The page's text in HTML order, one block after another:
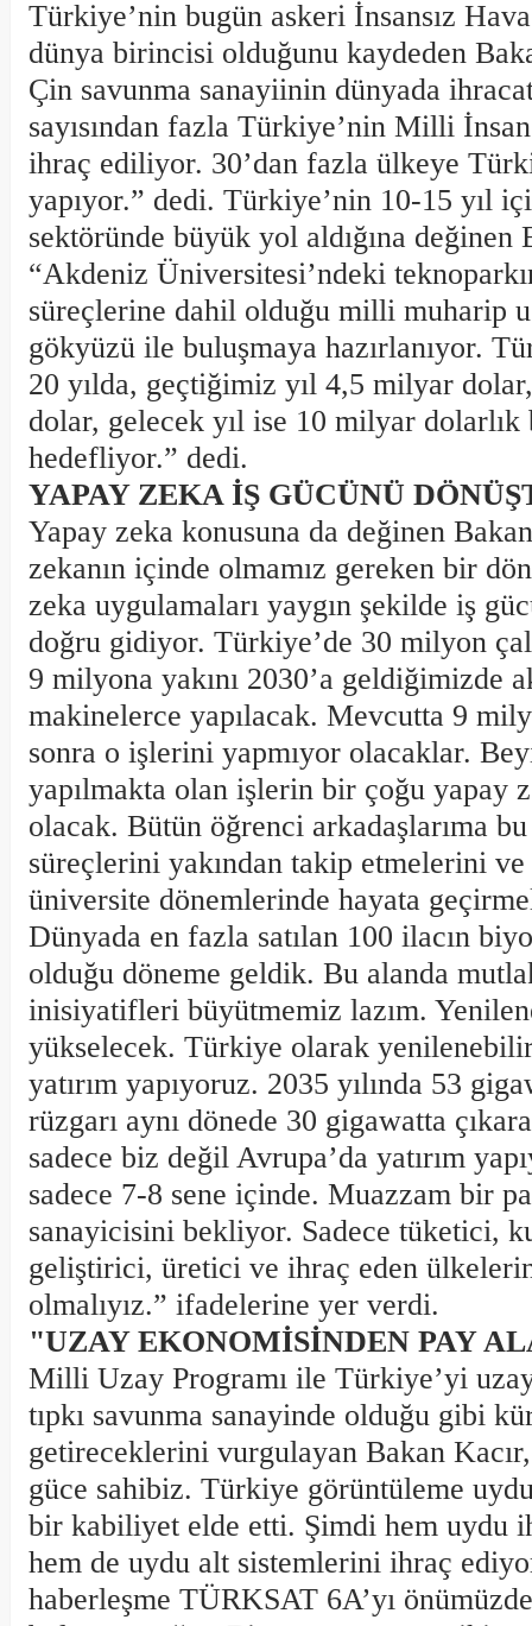
Türkiye’nin bugün askeri İnsansız
dünya birincisi olduğunu kaydeden
Çin savunma sanayiinin dünyada
sayısından fazla Türkiye’nin Milli
ihraç ediliyor. 30’dan fazla ülkeye
yapıyor.” dedi. Türkiye’nin 10-15 yıl
sektöründe büyük yol aldığına değinen
“Akdeniz Üniversitesi’ndeki
süreçlerine dahil olduğu milli muharip
gökyüzü ile buluşmaya hazırlanıyor.
20 yılda, geçtiğimiz yıl 4,5 milyar
dolar, gelecek yıl ise 10 milyar dolarlık
hedefliyor.” dedi.
YAPAY ZEKA İŞ GÜCÜNÜ
Yapay zeka konusuna da değinen
zekanın içinde olmamız gereken bir
zeka uygulamaları yaygın şekilde iş
doğru gidiyor. Türkiye’de 30 milyon
9 milyona yakını 2030’a geldiğimizde
makinelerce yapılacak. Mevcutta 9
sonra o işlerini yapmıyor olacaklar.
yapılmakta olan işlerin bir çoğu yapay
olacak. Bütün öğrenci arkadaşlarıma
süreçlerini yakından takip etmelerini ve
üniversite dönemlerinde hayata
Dünyada en fazla satılan 100 ilacın
olduğu döneme geldik. Bu alanda
inisiyatifleri büyütmemiz lazım.
yükselecek. Türkiye olarak
yatırım yapıyoruz. 2035 yılında 53
rüzgarı aynı dönede 30 gigawatta
sadece biz değil Avrupa’da yatırım
sadece 7-8 sene içinde. Muazzam bir
sanayicisini bekliyor. Sadece tüketici,
geliştirici, üretici ve ihraç eden
olmalıyız.” ifadelerine yer verdi.
"UZAY EKONOMİSİNDEN PAY
Milli Uzay Programı ile Türkiye’yi
tıpkı savunma sanayinde olduğu gibi
getireceklerini vurgulayan Bakan
güce sahibiz. Türkiye görüntüleme
bir kabiliyet elde etti. Şimdi hem uydu
hem de uydu alt sistemlerini ihraç
haberleşme TÜRKSAT 6A’yı